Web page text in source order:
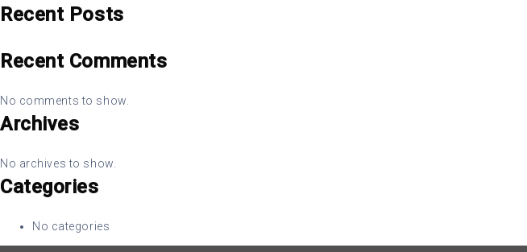
Recent Posts
Recent Comments
No comments to show.
Archives
No archives to show.
Categories
No categories